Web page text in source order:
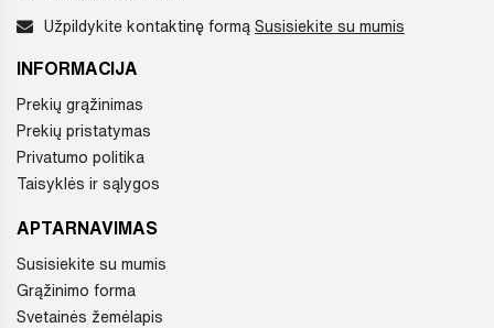
Užpildykite kontaktinę formą Susisiekite su mumis
INFORMACIJA
Prekių grąžinimas
Prekių pristatymas
Privatumo politika
Taisyklės ir sąlygos
APTARNAVIMAS
Susisiekite su mumis
Grąžinimo forma
Svetainės žemėlapis